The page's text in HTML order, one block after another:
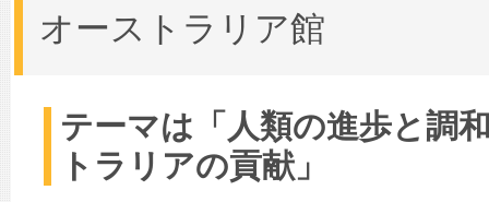
オーストラリア館
テーマは「人類の進歩と調
トラリアの貢献」